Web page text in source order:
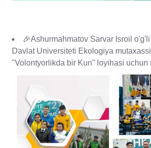
🎉Ashurmahmatov Sarvar Isroil
Davlat Universiteti Ekologiya
"Volontyorlikda bir Kun" loyihasi uchun